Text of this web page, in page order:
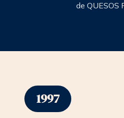
de QUESOS
1997